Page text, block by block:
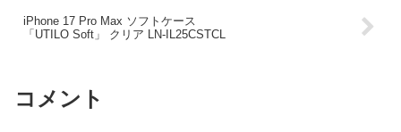
iPhone 17 Pro Max ソフトケース
「UTILO Soft」 クリア LN-IL25CSTCL
コメント